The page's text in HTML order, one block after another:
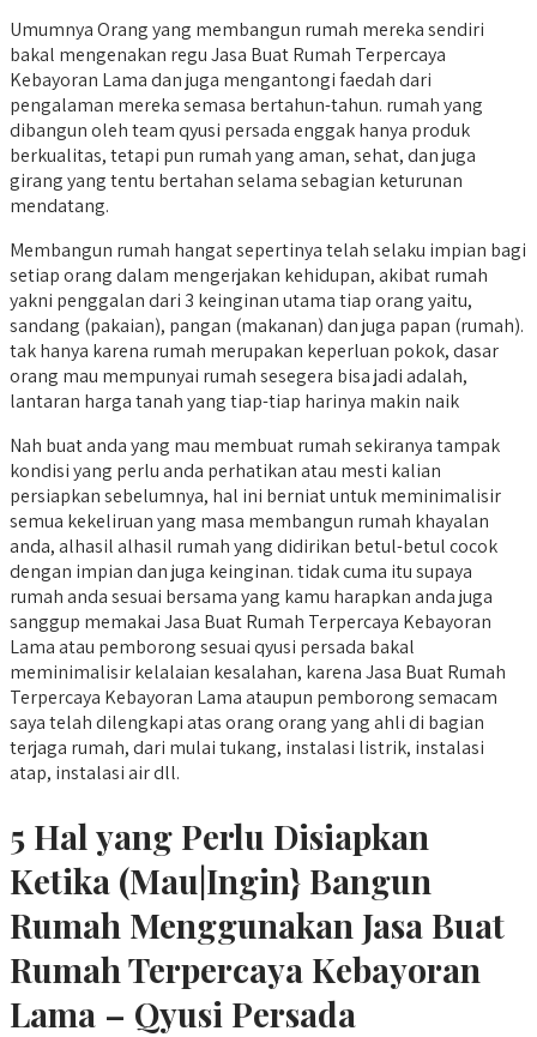
Umumnya Orang yang membangun rumah mereka sendiri
bakal mengenakan regu Jasa Buat Rumah Terpercaya
Kebayoran Lama dan juga mengantongi faedah dari
pengalaman mereka semasa bertahun-tahun. rumah yang
dibangun oleh team qyusi persada enggak hanya produk
berkualitas, tetapi pun rumah yang aman, sehat, dan juga
girang yang tentu bertahan selama sebagian keturunan
mendatang.
Membangun rumah hangat sepertinya telah selaku impian bagi
setiap orang dalam mengerjakan kehidupan, akibat rumah
yakni penggalan dari 3 keinginan utama tiap orang yaitu,
sandang (pakaian), pangan (makanan) dan juga papan (rumah).
tak hanya karena rumah merupakan keperluan pokok, dasar
orang mau mempunyai rumah sesegera bisa jadi adalah,
lantaran harga tanah yang tiap-tiap harinya makin naik
Nah buat anda yang mau membuat rumah sekiranya tampak
kondisi yang perlu anda perhatikan atau mesti kalian
persiapkan sebelumnya, hal ini berniat untuk meminimalisir
semua kekeliruan yang masa membangun rumah khayalan
anda, alhasil alhasil rumah yang didirikan betul-betul cocok
dengan impian dan juga keinginan. tidak cuma itu supaya
rumah anda sesuai bersama yang kamu harapkan anda juga
sanggup memakai Jasa Buat Rumah Terpercaya Kebayoran
Lama atau pemborong sesuai qyusi persada bakal
meminimalisir kelalaian kesalahan, karena Jasa Buat Rumah
Terpercaya Kebayoran Lama ataupun pemborong semacam
saya telah dilengkapi atas orang orang yang ahli di bagian
terjaga rumah, dari mulai tukang, instalasi listrik, instalasi
atap, instalasi air dll.
5 Hal yang Perlu Disiapkan
Ketika (Mau|Ingin} Bangun
Rumah Menggunakan Jasa Buat
Rumah Terpercaya Kebayoran
Lama – Qyusi Persada